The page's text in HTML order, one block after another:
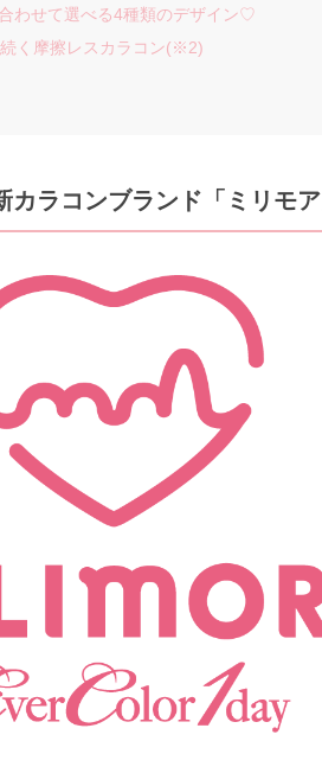
わせて選べる4種類のデザイン♡
く摩擦レスカラコン(※2)
ラコンブランド「ミリモ